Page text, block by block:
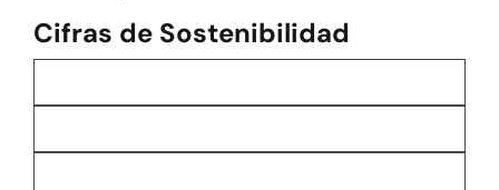
Cifras de Sostenibilidad